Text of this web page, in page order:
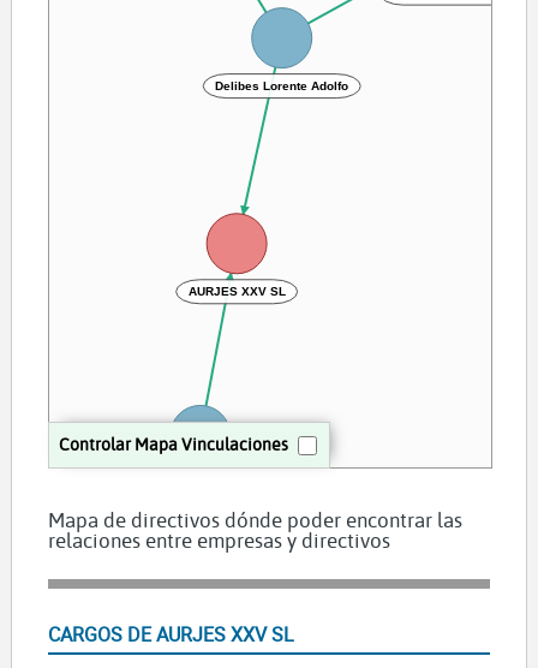
Controlar Mapa Vinculaciones
AURJES XXV SL
Delibes Lorente Adolfo
Mapa de directivos dónde poder encontrar las
relaciones entre empresas y directivos
CARGOS DE AURJES XXV SL